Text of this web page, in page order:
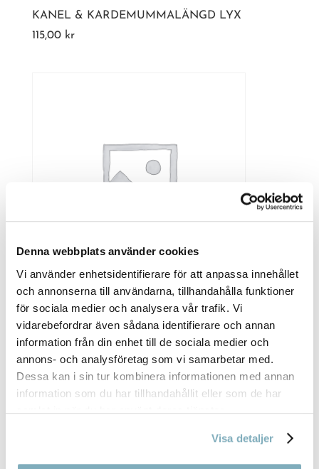
Denna webbplats använder cookies
Vi använder enhetsidentifierare för att anpassa innehållet
och annonserna till användarna, tillhandahålla funktioner
för sociala medier och analysera vår trafik. Vi
vidarebefordrar även sådana identifierare och annan
information från din enhet till de sociala medier och
annons- och analysföretag som vi samarbetar med.
Dessa kan i sin tur kombinera informationen med annan
information som du har tillhandahållit eller som de har
samlat in när du har använt deras tjänster.
Visa detaljer
KANEL & KARDEMUMMALÄNGD LYX
115,00 kr
MANDELLÄNGD
115,00kr